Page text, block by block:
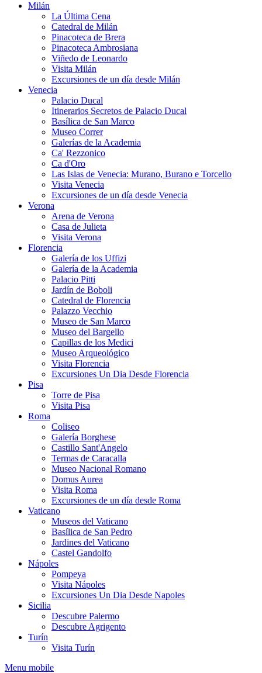
Milán
La Última Cena
Catedral de Milán
Pinacoteca de Brera
Pinacoteca Ambrosiana
Viñedo de Leonardo
Visita Milán
Excursiones de un día desde Milán
Venecia
Palacio Ducal
Itinerarios Secretos de Palacio Ducal
Basílica de San Marco
Museo Correr
Galerías de la Academia
Ca' Rezzonico
Ca d'Oro
Las Islas de Venecia: Murano, Burano e Torcello
Visita Venecia
Excursiones de un día desde Venecia
Verona
Arena de Verona
Casa de Julieta
Visita Verona
Florencia
Galería de los Uffizi
Galería de la Academia
Palacio Pitti
Jardín de Boboli
Catedral de Florencia
Palazzo Vecchio
Museo de San Marco
Museo del Bargello
Capillas de los Medici
Museo Arqueológico
Visita Florencia
Excursiones Un Dia Desde Florencia
Pisa
Torre de Pisa
Visita Pisa
Roma
Coliseo
Galería Borghese
Castillo Sant'Angelo
Termas de Caracalla
Museo Nacional Romano
Domus Aurea
Visita Roma
Excursiones de un día desde Roma
Vaticano
Museos del Vaticano
Basílica de San Pedro
Jardines del Vaticano
Castel Gandolfo
Nápoles
Pompeya
Visita Nápoles
Excursiones Un Dia Desde Napoles
Sicilia
Descubre Palermo
Descubre Agrigento
Turín
Visita Turín
Menu mobile